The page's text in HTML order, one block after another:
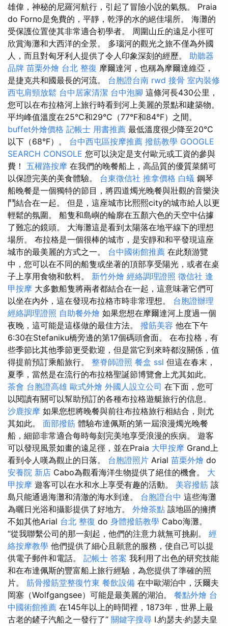
雄偉，神秘的尼羅河航行，引起了冒險小說的氣氛。 Praia
do Forno是免費的，平靜，乾淨的水的絕佳場所。 海灘的
受保護位置使其非常適合初學者。 周圍山丘的遠足小徑可
欣賞海灘和大西洋的全景。 多瑙河的觀光之旅不僅為外國​​
人，而且對匈牙利人提供了令人印象深刻的經歷。 助聽器
品牌 苗栗外燴 台北 整復 摩爾達河，也稱為摩爾達維亞，
是捷克共和國最長的河流。 台胞證台南 rwd 接骨 室內裝修
西屯肩頸放鬆 台中居家清潔 台中泡腳 這條河長430公里，
您可以在布拉格河上旅行時看到河上美麗的景點和建築物。
平均峰值溫度在25°C和29°C（77°F和84°F）之間。
buffet外燴價格 記帳士 用書推薦 最低溫度很少降至20°C
以下（68°F）。 台中西屯區按摩推薦 撥筋教學 GOOGLE
SEARCH CONSOLE 您可以決定是支付歐元或工資的參與
費！ 五權路按摩 在我們的晚餐船上，高品質的優質菜餚可
以保證完美的美食體驗。 台東徵信社 推拿價格 白蟻 鋼琴
船晚餐是一個獨特的節目，將四道燭光晚餐與壯觀的音樂決
鬥結合在一起。 但是，這座城市比熙熙city的城市給人以更
輕鬆的氛圍。 船隻和島嶼的輪廓在五顏六色的天空中佔據
了難忘的鏡頭。 大海灘這是看到太陽落在地平線下的理想
場所。 布拉格是一個很棒的城市，是安靜和和平發現這座
城市的最美麗的方式之一。 台中國術館推薦 在此類游覽
中，您可以在不同的船隻或坐著的頂部享受陽光，或者在桌
子上享用食物和飲料。 新竹外燴 經絡調理證照 徵信社 逢
甲按摩 大多數船隻將兩者都結合在一起，這意味著它們可
以坐在內外，這在發現布拉格市時非常理想。 台胞證辦理
經絡調理證照 自助餐外燴 如果您想在摩爾達河上度過一個
夜晚，這可能是這樣做的最佳方法。 撥筋美容 他在下午
6:30在Stefaniku橋旁邊的第17個碼頭會面。 在布拉格，有
些季節比其他季節更受歡迎，但是當它到來時都沒關係，值
得提前預訂乘船旅行。 整脊師證照 餐盒 ssl 但這在春末，
夏季，當然是在流行的布拉格聖誕節博覽會上尤其如此。
茶會 台胞證高雄 歐式外燴 外國人設立公司 在下面，您可
以閱讀有關可以幫助預訂的各種布拉格遊艇旅行的信息。
沙鹿按摩 如果您想將晚餐與前往布拉格旅行相結合，則尤
其如此。 面部撥筋 體驗布達佩斯的第一屆浪漫燭光晚餐
船，細節非常適合每時每刻完美地享受浪漫的疾病。 遊客
可以發現風景如畫的遠足徑，並在Praia 大甲按摩 Grand上
看到令人嘆為觀止的日落。 台胞證照片 Arial 苗栗外燴 do
安養院 新店 Cabo為觀看海洋生物提供了絕佳的機會。 大
甲按摩 遊客可以在水和水上享受有趣的活動。 美容撥筋 該
島只能通過海灘和清澈的海水到達。 台胞證台中 這些海灘
為曬日光浴和攝影提供了好地方。 外燴茶點 該地區的擁擠
不如其他Arial 台北 整復 do 身體撥筋教學 Cabo海灘。
“從我聯繫公司的那一刻起，他們的注意力就無可挑剔。 經
絡按摩教學 他們提供了細心且願意的服務，使自己可以提
供電子郵件和電話。 記帳士 答案 我利用了出色的研究技能
和在布達佩斯的豐富船上旅行經驗，為您提供了準確的照
片。 筋骨撥筋堂整復竹東 餐飲設備 在中歐湖泊中，沃爾夫
岡塞（Wolfgangsee）可能是最美麗的湖泊。 餐點外燴 台
中國術館推薦 在145年以上的時間裡，1873年，世界上最
古老的鏟子汽船之一發行了“ 關鍵字搜尋 I.約瑟夫·約瑟夫皇